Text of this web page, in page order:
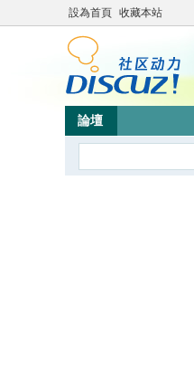
設為首頁 收藏本站
論壇